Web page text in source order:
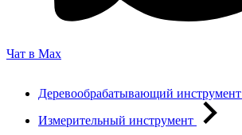
Чат в Max
Деревообрабатывающий инструмент
Измерительный инструмент